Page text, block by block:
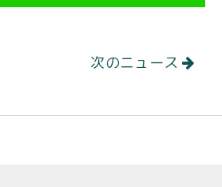
次のニュース